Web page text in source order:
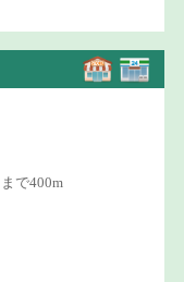
まで400m